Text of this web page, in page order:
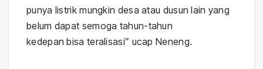
punya listrik mungkin desa atau dusun lain yang
belum dapat semoga tahun-tahun
kedepan bisa teralisasi” ucap Neneng.